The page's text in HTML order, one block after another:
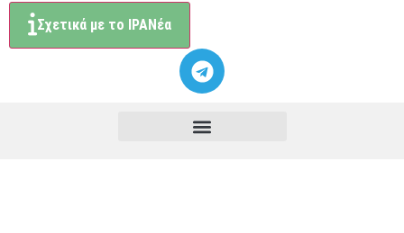
Σχετικά με το ΙΡΑΝέα